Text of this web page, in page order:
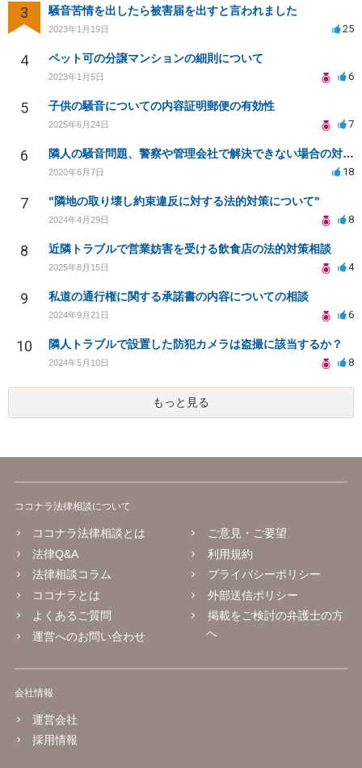
3 騒音苦情を出したら被害届を出すと言われました
2023年1月19日 25
4 ペット可の分譲マンションの細則について
2023年1月5日 6
5 子供の騒音についての内容証明郵便の有効性
2025年6月24日 7
6 隣人の騒音問題、警察や管理会社で解決できない場合の対策は？
2020年6月7日 18
7 "隣地の取り壊し約束違反に対する法的対策について"
2024年4月29日 8
8 近隣トラブルで営業妨害を受ける飲食店の法的対策相談
2025年8月15日 4
9 私道の通行権に関する承諾書の内容についての相談
2024年9月21日 6
10 隣人トラブルで設置した防犯カメラは盗撮に該当するか？
2024年5月10日 8
もっと見る
ココナラ法律相談について
ココナラ法律相談とは
法律Q&A
法律相談コラム
ココナラとは
よくあるご質問
運営へのお問い合わせ
ご意見・ご要望
利用規約
プライバシーポリシー
外部送信ポリシー
掲載をご検討の弁護士の方
へ
会社情報
運営会社
採用情報